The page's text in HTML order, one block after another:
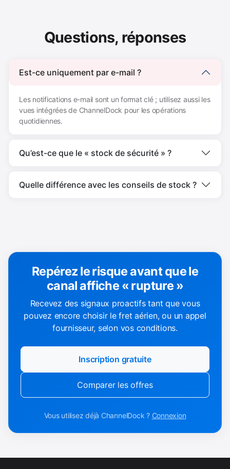
Questions, réponses
Est-ce uniquement par e-mail ?
Les notifications e-mail sont un format clé ; utilisez aussi les
vues intégrées de ChannelDock pour les opérations
quotidiennes.
Qu’est-ce que le « stock de sécurité » ?
Quelle différence avec les conseils de stock ?
Repérez le risque avant que le
canal affiche « rupture »
Recevez des signaux proactifs tant que vous
pouvez encore choisir le fret aérien, ou un appel
fournisseur, selon vos conditions.
Inscription gratuite
Comparer les offres
Vous utilisez déjà ChannelDock ? Connexion